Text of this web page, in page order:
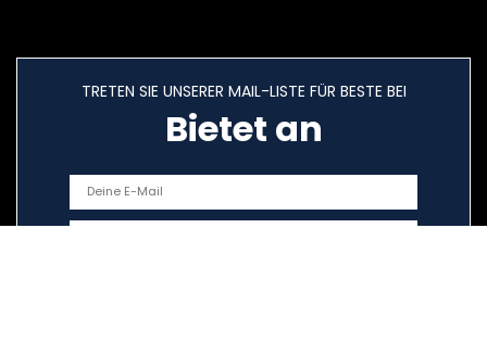
TRETEN SIE UNSERER MAIL-LISTE FÜR BESTE BEI
Bietet an